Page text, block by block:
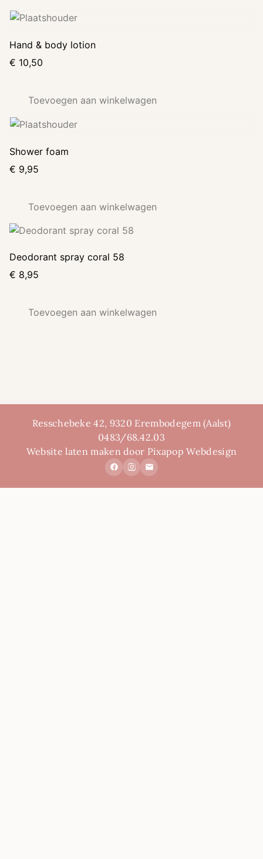
Hand & body lotion
€ 10,50
Toevoegen aan winkelwagen
Shower foam
€ 9,95
Toevoegen aan winkelwagen
Deodorant spray coral 58
€ 8,95
Toevoegen aan winkelwagen
Resschebeke 42, 9320 Erembodegem (Aalst)
0483/68.42.03
Website laten maken door Pixapop Webdesign